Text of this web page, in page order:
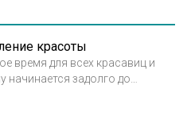
красоты
время для всех красавиц и
начинается задолго до